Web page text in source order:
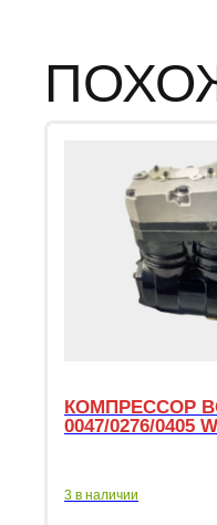
КОМПРЕССОР
0047/0276/0405
3 в наличии